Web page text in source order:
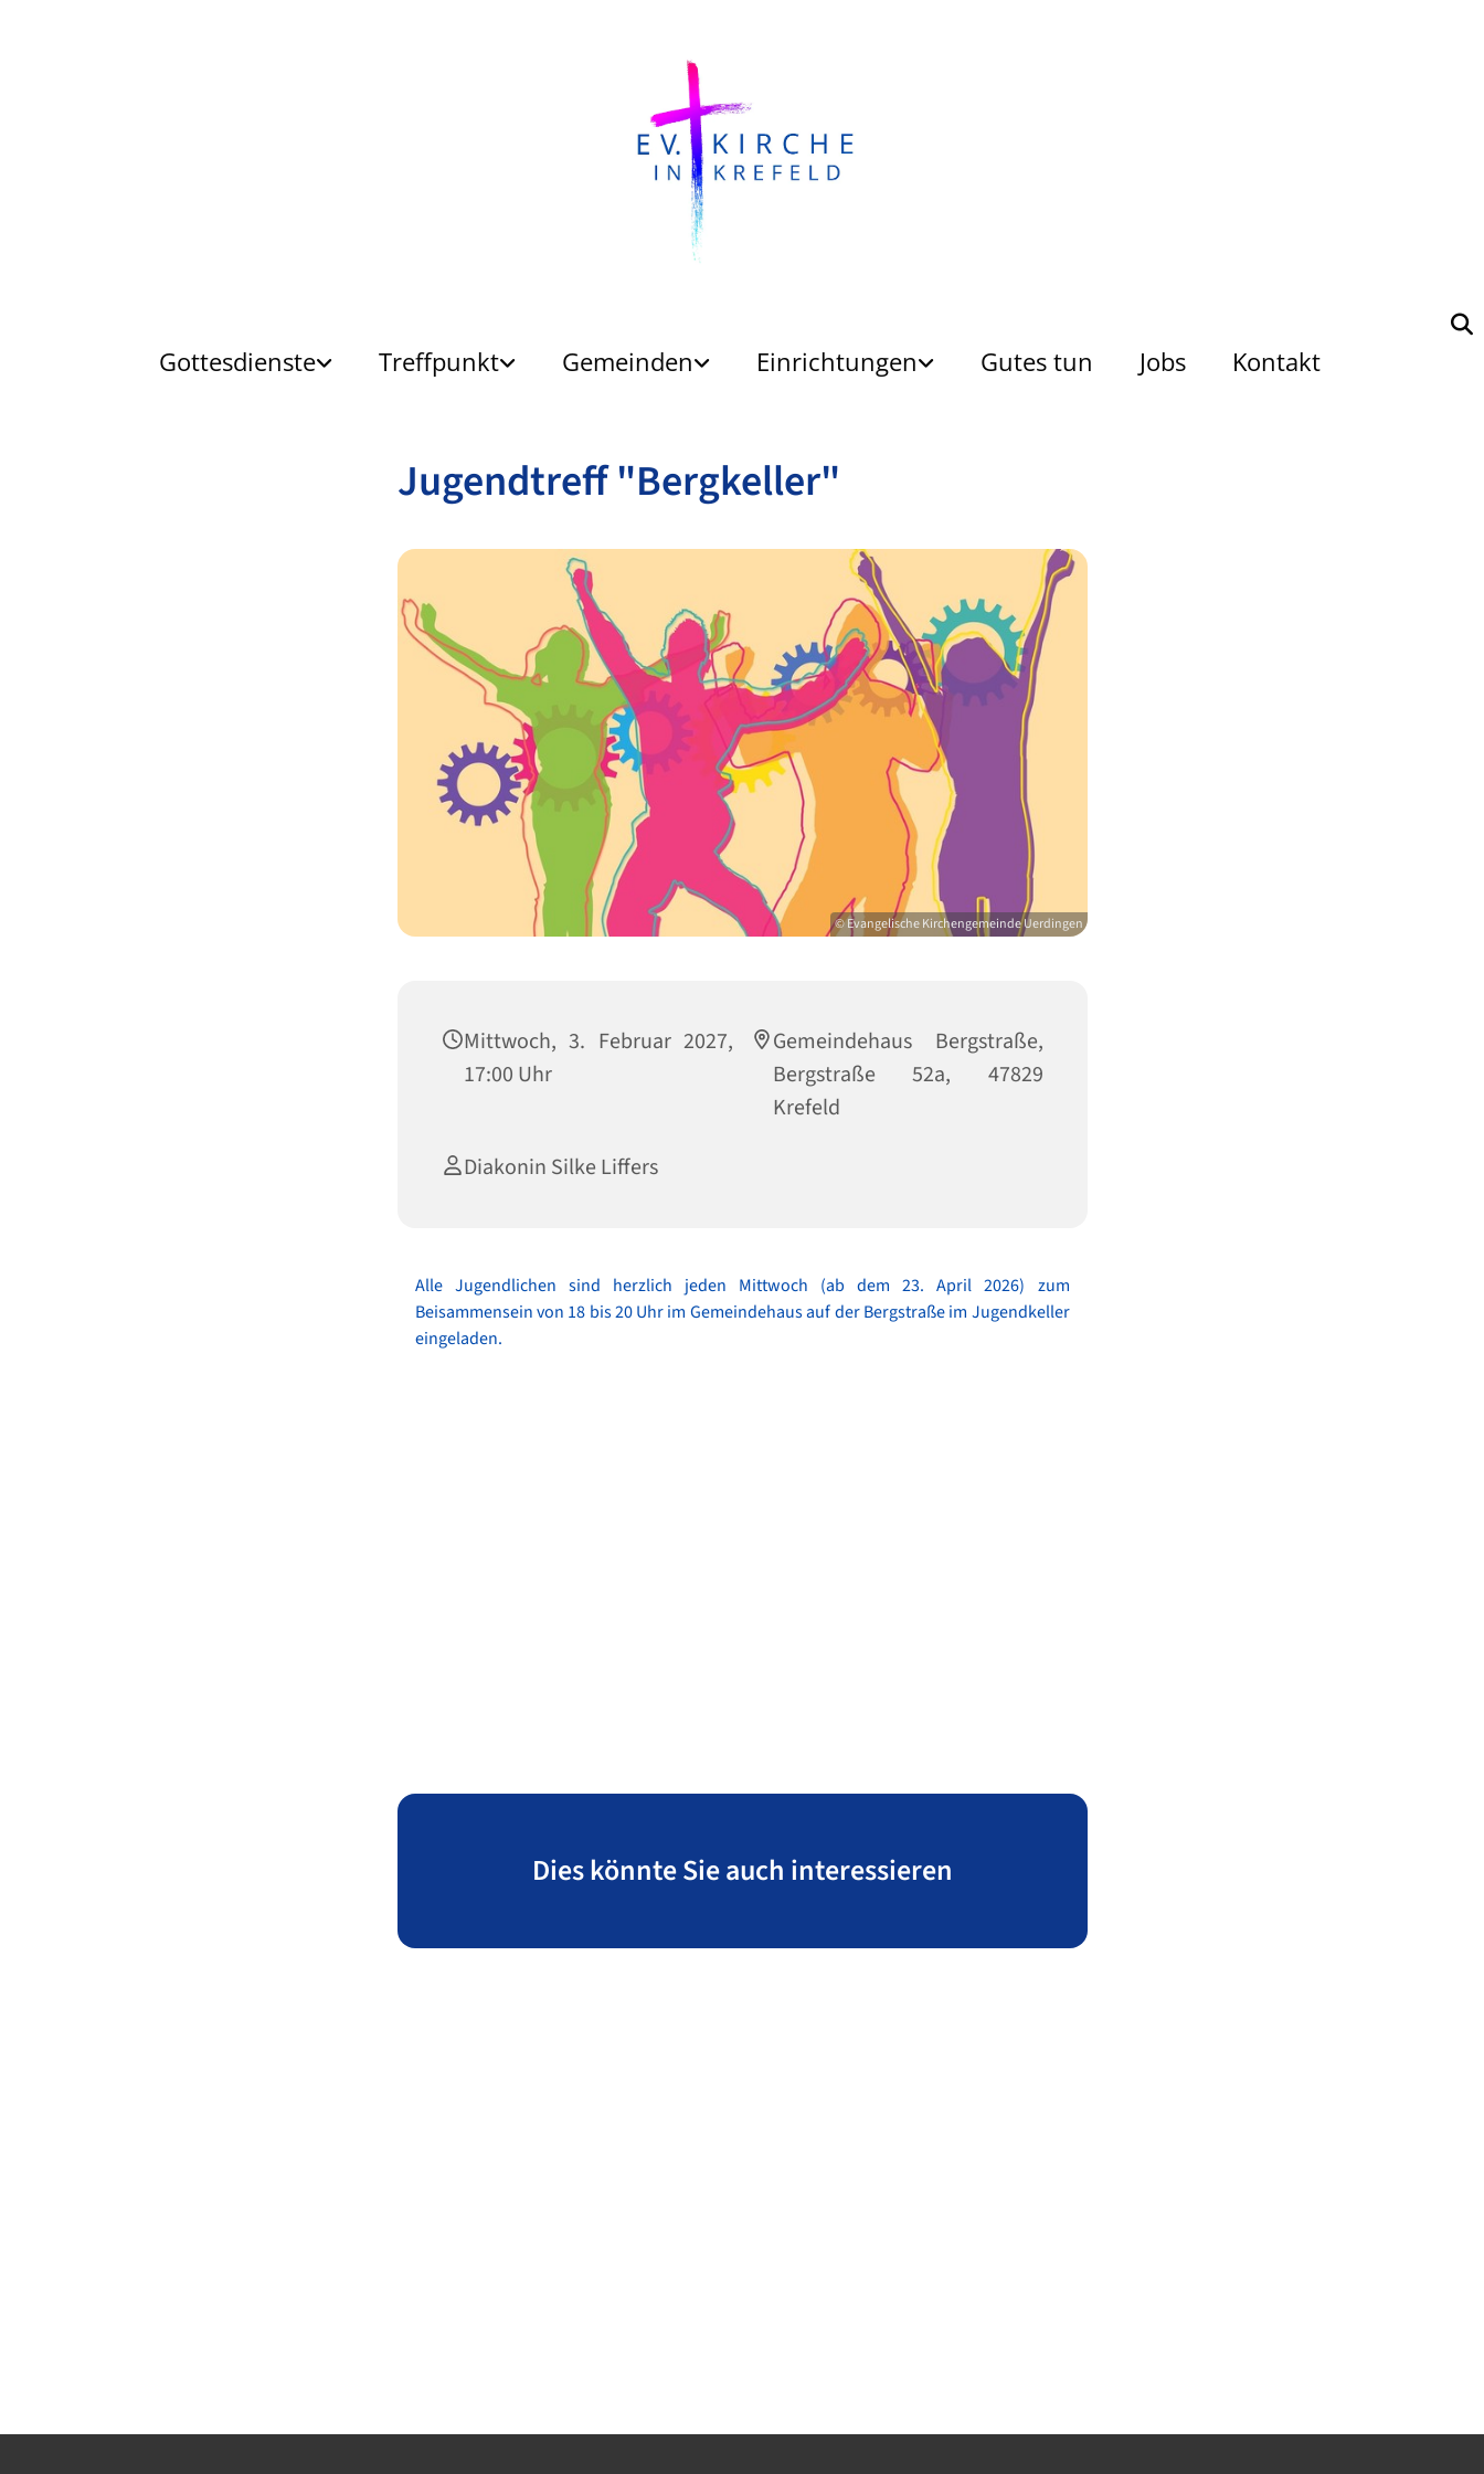
Gottesdienste Treffpunkt Gemeinden Einrichtungen Gutes tun Jobs Kontakt
Jugendtreff "Bergkeller"
© Evangelische Kirchengemeinde Uerdingen
Mittwoch, 3. Februar 2027,
17:00 Uhr
Gemeindehaus Bergstraße,
Bergstraße 52a, 47829
Krefeld
Diakonin Silke Liffers
Alle Jugendlichen sind herzlich jeden Mittwoch (ab dem 23. April 2026) zum
Beisammensein von 18 bis 20 Uhr im Gemeindehaus auf der Bergstraße im Jugendkeller
eingeladen.
Dies könnte Sie auch interessieren